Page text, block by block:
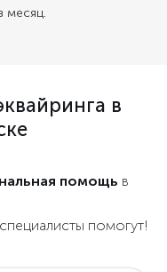
месяц.
в
помощь в
помогут!